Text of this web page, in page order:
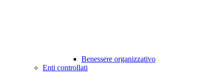
Benessere organizzativo
Enti controllati